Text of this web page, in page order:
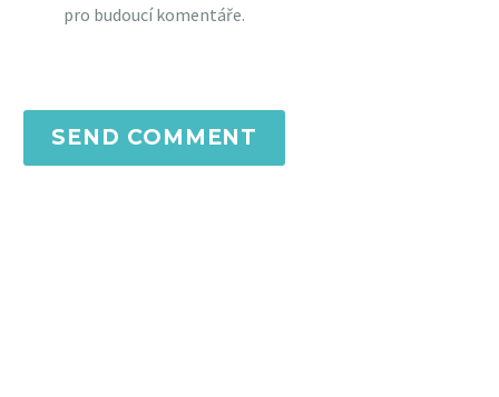
pro budoucí komentáře.
SEND COMMENT